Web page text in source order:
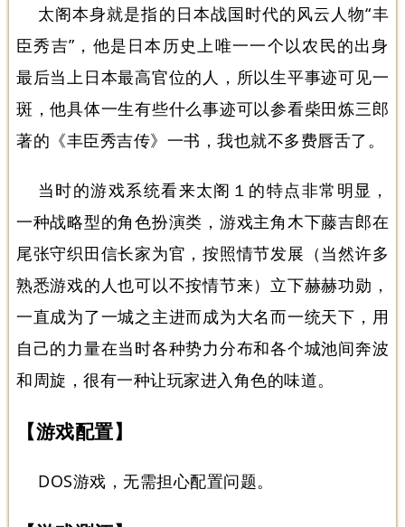
太阁本身就是指的日本战国时代的风云人物“丰
臣秀吉”，他是日本历史上唯一一个以农民的出身
最后当上日本最高官位的人，所以生平事迹可见一
斑，他具体一生有些什么事迹可以参看柴田炼三郎
著的《丰臣秀吉传》一书，我也就不多费唇舌了。
当时的游戏系统看来太阁１的特点非常明显，
一种战略型的角色扮演类，游戏主角木下藤吉郎在
尾张守织田信长家为官，按照情节发展（当然许多
熟悉游戏的人也可以不按情节来）立下赫赫功勋，
一直成为了一城之主进而成为大名而一统天下，用
自己的力量在当时各种势力分布和各个城池间奔波
和周旋，很有一种让玩家进入角色的味道。
【游戏配置】
DOS游戏，无需担心配置问题。